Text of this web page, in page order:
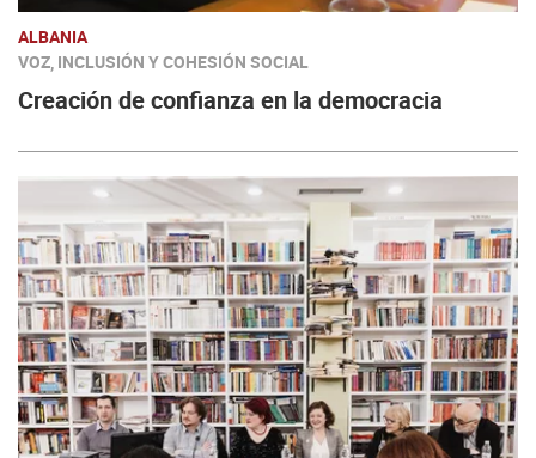
ALBANIA
VOZ, INCLUSIÓN Y COHESIÓN SOCIAL
Creación de confianza en la democracia